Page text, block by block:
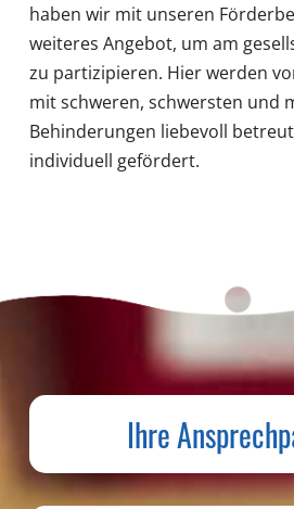
haben wir mit unseren
weiteres Angebot, um am
zu partizipieren. Hier werden
mit schweren, schwersten und
Behinderungen liebevoll
individuell gefördert.
Ihre